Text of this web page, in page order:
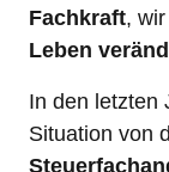
Fachkraft,
Leben
In den letzten